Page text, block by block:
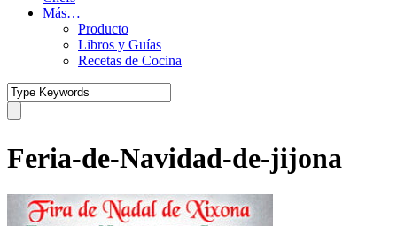
Más…
Producto
Libros y Guías
Recetas de Cocina
Feria-de-Navidad-de-jijona